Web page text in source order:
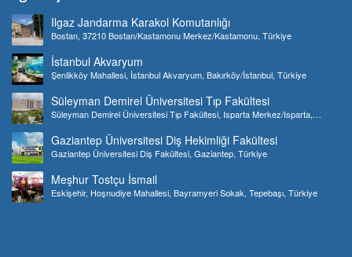
Ilgaz Jandarma Karakol Komutanlığı
Bostan, 37210 Bostan/Kastamonu Merkez/Kastamonu, Türkiye
İstanbul Akvaryum
Şenlikköy Mahallesi, İstanbul Akvaryum, Bakırköy/İstanbul, Türkiye
Süleyman Demirel Üniversitesi Tıp Fakültesi
Süleyman Demirel Üniversitesi Tıp Fakültesi, Isparta Merkez/Isparta,
Gaziantep Üniversitesi Diş Hekimliği Fakültesi
Gaziantep Üniversitesi Diş Fakültesi, Gaziantep, Türkiye
Meşhur Tostçu İsmail
Eskişehir, Hoşnudiye Mahallesi, Bayramyeri Sokak, Tepebaşı, Türkiye